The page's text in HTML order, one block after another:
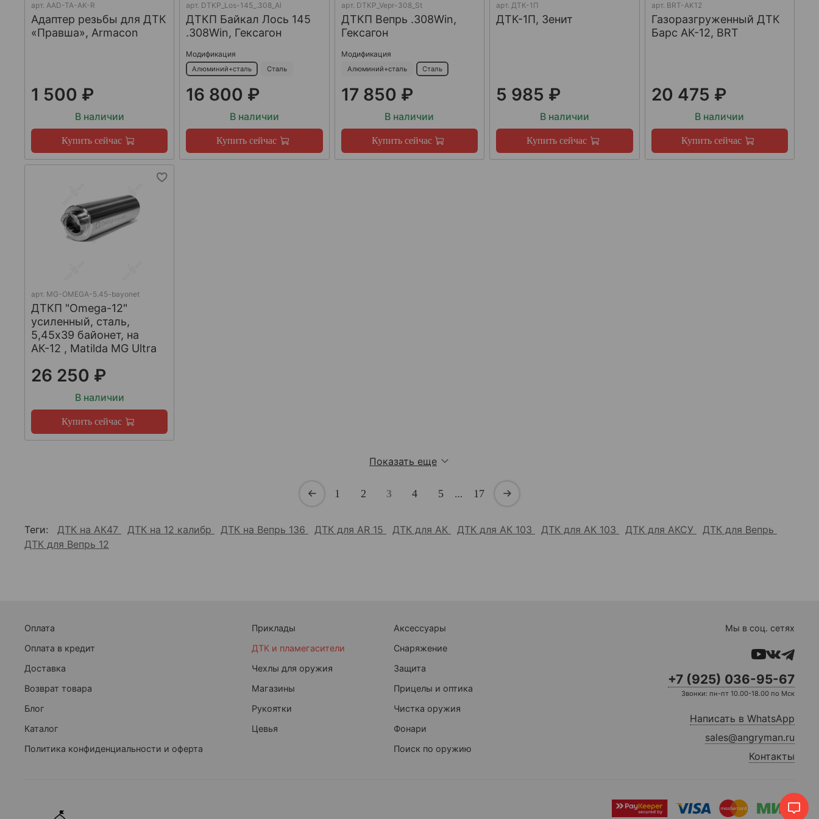
арт. AAD-TA-AK-R
Адаптер резьбы для ДТК
«Правша», Armacon
1 500 ₽
В наличии
Купить сейчас
арт. DTKP_Los-145_.308_Al
ДТКП Байкал Лось 145
.308Win, Гексагон
Модификация
Алюминий+сталь Сталь
16 800 ₽
В наличии
Купить сейчас
арт. DTKP_Vepr-308_St
ДТКП Вепрь .308Win,
Гексагон
Модификация
Алюминий+сталь Сталь
17 850 ₽
В наличии
Купить сейчас
арт. ДТК-1П
ДТК-1П, Зенит
5 985 ₽
В наличии
Купить сейчас
арт. BRT-AK12
Газоразгруженный ДТК
Барс АК-12, BRT
20 475 ₽
В наличии
Купить сейчас
арт. MG-OMEGA-5.45-bayonet
ДТКП "Omega-12"
усиленный, сталь,
5,45x39 байонет, на
АК-12 , Matilda MG Ultra
26 250 ₽
В наличии
Купить сейчас
Показать еще
1 2 3 4 5 … 17
Теги: ДТК на АК47 ДТК на 12 калибр ДТК на Вепрь 136 ДТК для AR 15 ДТК для АК ДТК для АК 103 ДТК для АК 103 ДТК для АКСУ
ДТК для Вепрь
ДТК для Вепрь 12
Оплата
Оплата в кредит
Доставка
Возврат товара
Блог
Каталог
Политика конфиденциальности и оферта
Приклады
ДТК и пламегасители
Чехлы для оружия
Магазины
Рукоятки
Цевья
Аксессуары
Снаряжение
Защита
Прицелы и оптика
Чистка оружия
Фонари
Поиск по оружию
Мы в соц. сетях
+7 (925) 036-95-67
Звонки: пн-пт 10.00-18.00 по Мск
Написать в WhatsApp
sales@angryman.ru
Контакты